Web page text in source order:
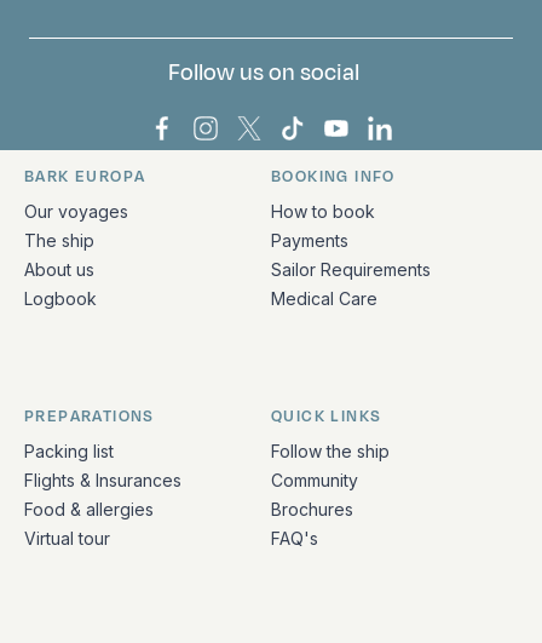
Follow us on social
Bark Europa on Facebook
Bark Europa on Instagram
Bark Europa on X
Bark Europa on TikTok
Bark Europa on
Bark Europa on
Quick links and contact information
BARK EUROPA
Our voyages
The ship
About us
Logbook
BOOKING INFO
How to book
Payments
Sailor Requirements
Medical Care
PREPARATIONS
Packing list
Flights & Insurances
Food & allergies
Virtual tour
QUICK LINKS
Follow the ship
Community
Brochures
FAQ's